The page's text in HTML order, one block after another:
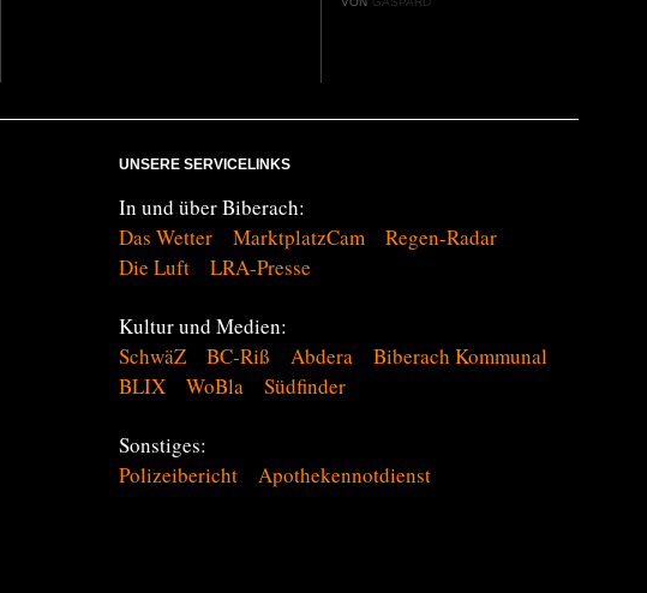
UNSERE SERVICELINKS
In und über Biberach:
Das Wetter
MarktplatzCam
Regen-Radar
Die Luft
LRA-Presse
Kultur und Medien:
SchwäZ
BC-Riß Abdera
Biberach Kommunal
BLIX
WoBla Südfinder
Sonstiges:
Polizeibericht
Apothekennotdienst